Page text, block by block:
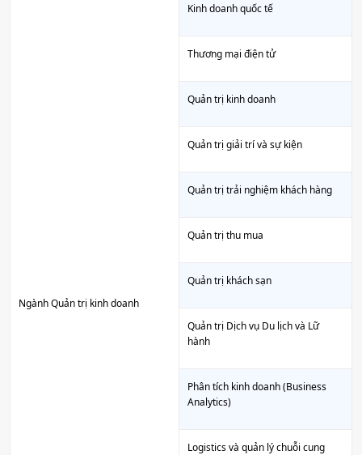
Ngành Quản trị kinh doanh
Kinh doanh quốc tế
Thương mại điện tử
Quản trị kinh doanh
Quản trị giải trí và sự kiện
Quản trị trải nghiệm khách hàng
Quản trị thu mua
Quản trị khách sạn
Quản trị Dịch vụ Du lịch và Lữ
hành
Phân tích kinh doanh (Business
Analytics)
Logistics và quản lý chuỗi cung